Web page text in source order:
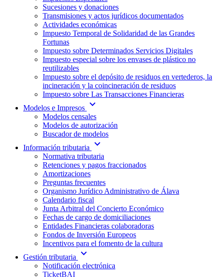
Sucesiones y donaciones
Transmisiones y actos jurídicos documentados
Actividades económicas
Impuesto Temporal de Solidaridad de las Grandes
Fortunas
Impuesto sobre Determinados Servicios Digitales
Impuesto especial sobre los envases de plástico no
reutilizables
Impuesto sobre el depósito de residuos en vertederos, la
incineración y la coincineración de residuos
Impuesto sobre Las Transacciones Financieras
Modelos e Impresos expand_more
Modelos censales
Modelos de autorización
Buscador de modelos
Información tributaria
expand_more
Normativa tributaria
Retenciones y pagos fraccionados
Amortizaciones
Preguntas frecuentes
Organismo Jurídico Administrativo de Álava
Calendario fiscal
Junta Arbitral del Concierto Económico
Fechas de cargo de domiciliaciones
Entidades Financieras colaboradoras
Fondos de Inversión Europeos
Incentivos para el fomento de la cultura
Gestión tributaria
expand_more
Notificación electrónica
TicketBAI